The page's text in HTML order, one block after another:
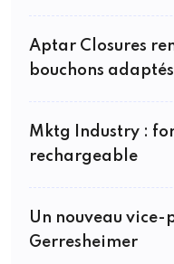
Aptar Closures
bouchons
Mktg Industry :
rechargeable
Un nouveau vice-
Gerresheimer